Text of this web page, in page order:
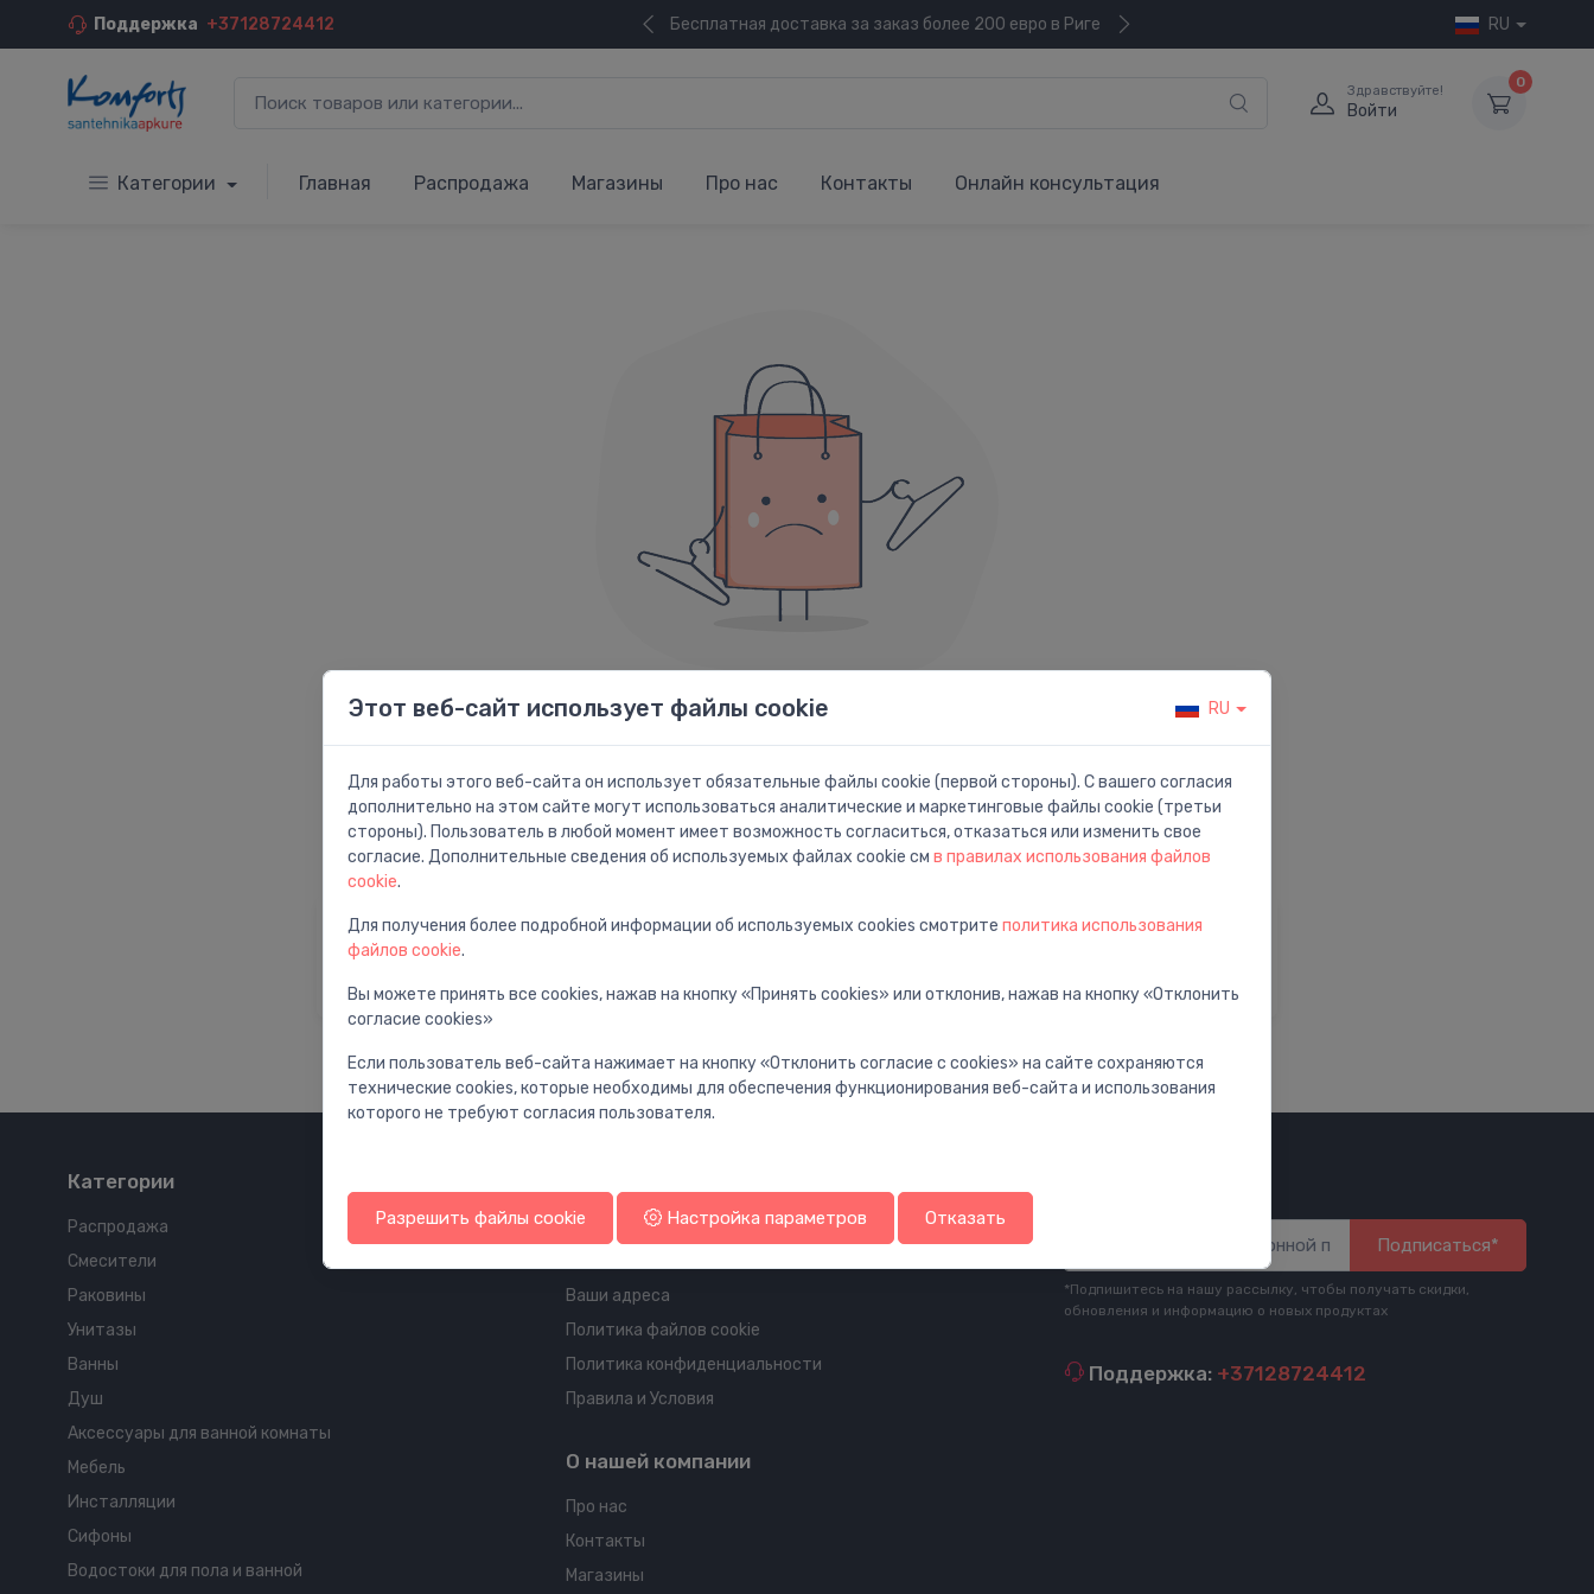
Поддержка +37128724412 Бесплатная доставка за заказ более 200 евро в Риге RU
Здравствуйте!
Войти
0
Категории Главная Распродажа Магазины Про нас Контакты Онлайн консультация
Ошибка 404
Похоже, мы не смогли найти то, что вы ищете.
Ниже приведены ссылки которые могут быть вам полезны:
Главная страница
Вернуться на главную
Поиск Помощь и Поддержка
Категории
Распродажа
Смесители
Раковины
Унитазы
Ванны
Душ
Аксессуары для ванной комнаты
Мебель
Инсталляции
Сифоны
Водостоки для пола и ванной
Ваш аккаунт
Ваши адреса
Политика файлов cookie
Политика конфиденциальности
Правила и Условия
О нашей компании
Про нас
Контакты
Магазины
Подписаться*
*Подпишитесь на нашу рассылку, чтобы получать скидки,
обновления и информацию о новых продуктах
Поддержка: +37128724412
Этот веб-сайт использует файлы cookie RU
Для работы этого веб-сайта он использует обязательные файлы cookie (первой стороны). С вашего согласия
дополнительно на этом сайте могут использоваться аналитические и маркетинговые файлы cookie (третьи
стороны). Пользователь в любой момент имеет возможность согласиться, отказаться или изменить свое
согласие. Дополнительные сведения об используемых файлах cookie см в правилах использования файлов
cookie.
Для получения более подробной информации об используемых cookies смотрите политика использования
файлов cookie.
Вы можете принять все cookies, нажав на кнопку «Принять cookies» или отклонив, нажав на кнопку «Отклонить
согласие cookies»
Если пользователь веб-сайта нажимает на кнопку «Отклонить согласие с cookies» на сайте сохраняются
технические cookies, которые необходимы для обеспечения функционирования веб-сайта и использования
которого не требуют согласия пользователя.
Разрешить файлы cookie Настройка параметров Отказать